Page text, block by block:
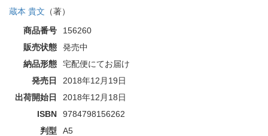
蔵本 貴文 （著）
商品番号
156260
販売状態
発売中
納品形態
宅配便にてお届け
発売日
2018年12月19日
出荷開始日
2018年12月18日
ISBN
9784798156262
判型
A5